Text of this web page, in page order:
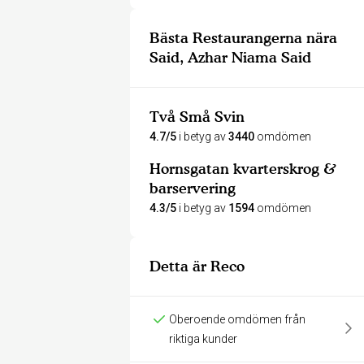
Bästa Restaurangerna nära
Said, Azhar Niama Said
Två Små Svin
4.7/5 i betyg av3440 omdömen
Hornsgatan kvarterskrog &
barservering
4.3/5 i betyg av 1594 omdömen
Detta är Reco
Oberoende omdömen från
riktiga kunder